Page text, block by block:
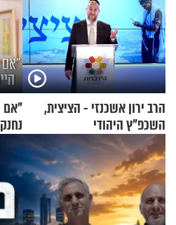
הרב ירון אשכנזי - הציצית,
השכפ"ץ היהודי
"אם